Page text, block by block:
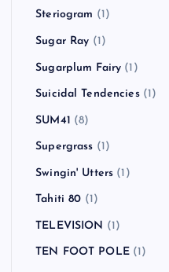
Steriogram (1)
Sugar Ray (1)
Sugarplum Fairy (1)
Suicidal Tendencies(1)
SUM41 (8)
Supergrass (1)
Swingin' Utters (1)
Tahiti 80 (1)
TELEVISION (1)
TEN FOOT POLE(1)